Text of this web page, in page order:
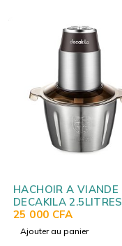
HACHOIR A VIANDE
DECAKILA 2.5LITRES
KEMG016M
25 000 CFA
Ajouter au panier